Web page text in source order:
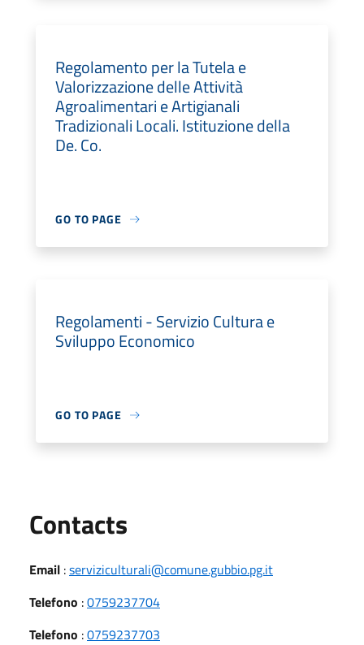
Regolamento per la Tutela e
Valorizzazione delle Attività
Agroalimentari e Artigianali
Tradizionali Locali. Istituzione della
De. Co.
GO TO PAGE
Regolamenti - Servizio Cultura e
Sviluppo Economico
GO TO PAGE
Contacts
Email :serviziculturali@comune.gubbio.pg.it
Telefono :0759237704
Telefono :0759237703